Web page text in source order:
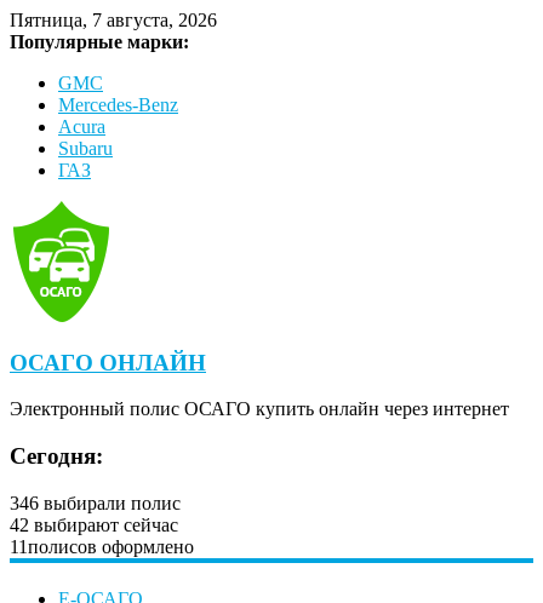
Пятница, 7 августа, 2026
Популярные марки:
GMC
Mercedes-Benz
Acura
Subaru
ГАЗ
ОСАГО ОНЛАЙН
Электронный полис ОСАГО купить онлайн через интернет
Сегодня:
346 выбирали полис
42 выбирают сейчас
11полисов оформлено